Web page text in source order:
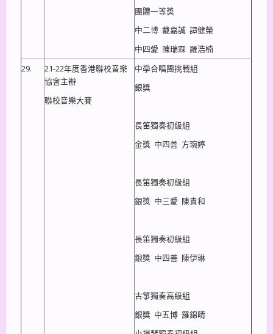
團體一等獎
中二博 戴嘉誠 譚健榮
中四愛 陳瑞霖 羅浩楠
29.
21-22年度香港聯校音樂
協會主辦
聯校音樂大賽
中學合唱團挑戰組
銀獎
長笛獨奏初級組
金獎 中四善 方琬婷
長笛獨奏初級組
銀獎 中三愛 陳貴和
長笛獨奏初級組
銀獎 中四善 陳伊琳
古箏獨奏高級組
銀獎 中五博 羅錦晴